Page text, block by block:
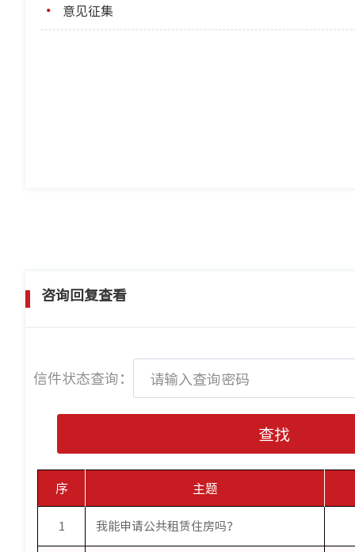
意见征集
咨询回复查看
信件状态查询：
查找
序 主题
1 我能申请公共租赁住房吗？